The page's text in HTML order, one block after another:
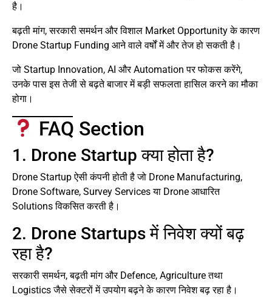
है।
बढ़ती मांग, सरकारी समर्थन और विशाल Market Opportunity के कारण
Drone Startup Funding आने वाले वर्षों में और तेज हो सकती है।
जो Startup Innovation, AI और Automation पर फोकस करेंगे,
उनके पास इस तेजी से बढ़ते बाजार में बड़ी सफलता हासिल करने का मौका
होगा।
FAQ Section
1. Drone Startup क्या होता है?
Drone Startup ऐसी कंपनी होती है जो Drone Manufacturing,
Drone Software, Survey Services या Drone आधारित
Solutions विकसित करती है।
2. Drone Startups में निवेश क्यों बढ़
रहा है?
सरकारी समर्थन, बढ़ती मांग और Defence, Agriculture तथा
Logistics जैसे सेक्टरों में उपयोग बढ़ने के कारण निवेश बढ़ रहा है।